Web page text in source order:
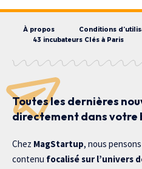
À propos Conditions
43 incubateurs Clés à Paris
Toutes les dernières
directement dans votre
Chez MagStartup, nous
contenu focalisé sur l’univers